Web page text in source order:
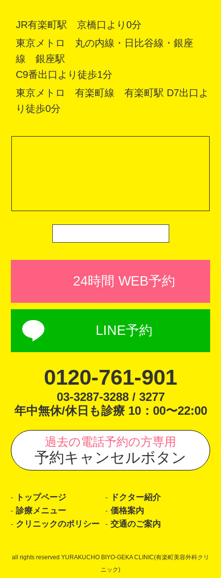
JR有楽町駅 京橋口より0分
東京メトロ 丸の内線・日比谷線・銀座
線 銀座駅
C9番出口より徒歩1分
東京メトロ 有楽町線 有楽町駅 D7出口よ
り徒歩0分
24時間 WEB予約
LINE予約
0120-761-901
03-3287-3288 / 3277
年中無休/休日も診療 10：00〜22:00
過去の電話予約の方専用
予約キャンセルボタン
トップページ
ドクター紹介
診療メニュー
価格案内
クリニックのポリシー
交通のご案内
all rights reserved YURAKUCHO BIYO-GEKA CLINIC(有楽町美容外科クリ
ニック)